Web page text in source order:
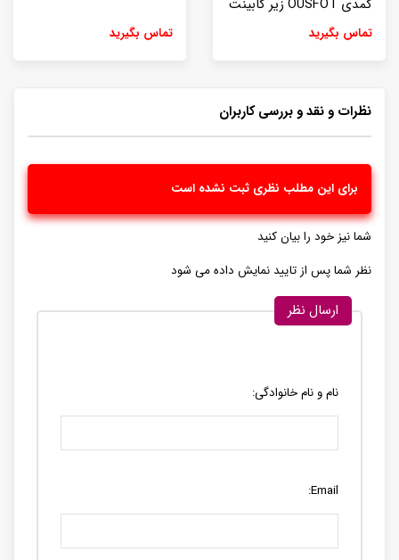
تماس بگیرید
کمدی OUSFOT زیر کابینت
تماس بگیرید
نظرات و نقد و بررسی کاربران
برای این مطلب نظری ثبت نشده است
شما نیز خود را بیان کنید
نظر شما پس از تایید نمایش داده می شود
ارسال نظر
نام و نام خانوادگی:
Email: